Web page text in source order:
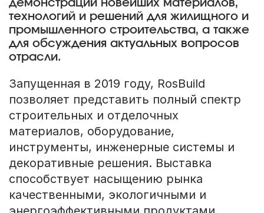
демонстрации новейших материалов,
технологий и решений для жилищного и
промышленного строительства, а также
для обсуждения актуальных вопросов
отрасли.
Запущенная в 2019 году, RosBuild
позволяет представить полный спектр
строительных и отделочных
материалов, оборудование,
инструменты, инженерные системы и
декоративные решения. Выставка
способствует насыщению рынка
качественными, экологичными и